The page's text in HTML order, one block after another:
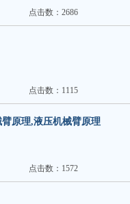
点击数：2686
点击数：1115
原理,液压机械臂原理
点击数：1572